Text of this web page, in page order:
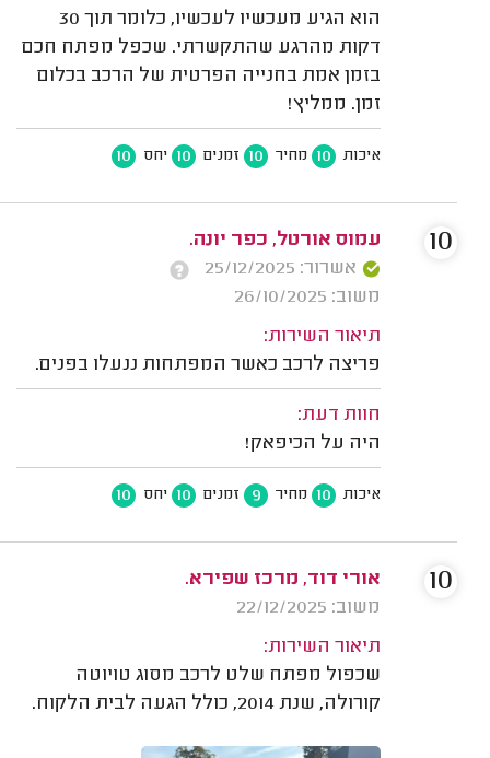
הוא הגיע מעכשיו לעכשיו, כלומר תוך 30
דקות מהרגע שהתקשרתי. שכפל מפתח חכם
בזמן אמת בחנייה הפרטית של הרכב בכלום
זמן. ממליץ!
איכות 10 מחיר 10 זמנים 10 יחס 10
עמוס אורטל, כפר יונה.
אשרור: 25/12/2025
משוב: 26/10/2025
תיאור השירות:
פריצה לרכב כאשר המפתחות ננעלו בפנים.
חוות דעת:
היה על הכיפאק!
איכות 10 מחיר 9 זמנים 10 יחס 10
10
אורי דוד, מרכז שפירא.
משוב: 22/12/2025
תיאור השירות:
שכפול מפתח שלט לרכב מסוג טויוטה
קורולה, שנת 2014, כולל הגעה לבית הלקוח.
10